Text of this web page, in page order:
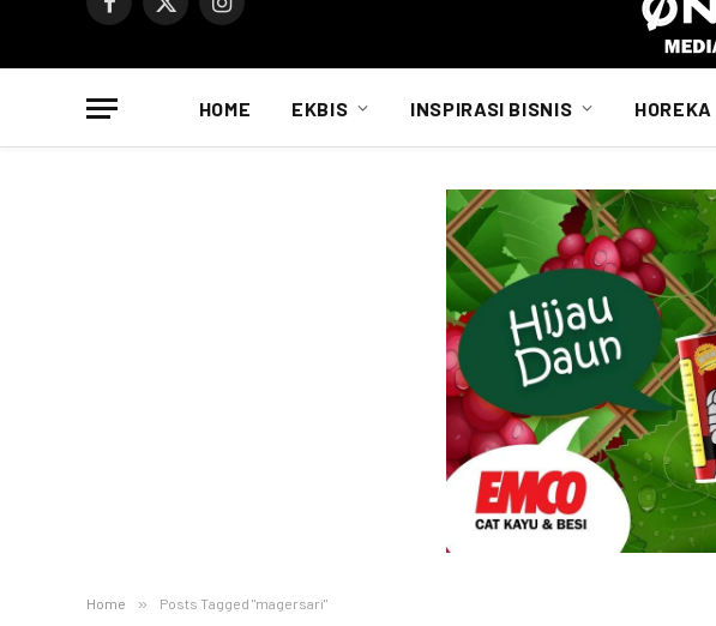
Facebook
X
Instagram
HOME EKBIS INSPIRASI BISNIS HOREKA
Home » Posts Tagged "magersari"